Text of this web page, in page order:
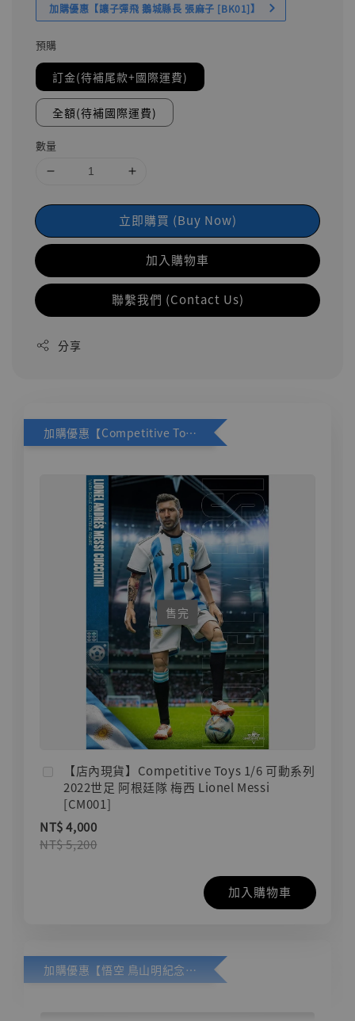
加購優惠【讓子彈飛 鵝城縣長 張麻子 [BK01]】
預購
訂金(待補尾款+國際運費)
全額(待補國際運費)
數量
立即購買 (Buy Now)
加入購物車
聯繫我們 (Contact Us)
分享
加購優惠【Competitive Toys 梅西 [CM001]】
售完
【店內現貨】Competitive Toys 1/6 可動系列
2022世足 阿根廷隊 梅西 Lionel Messi
[CM001]
NT$ 4,000
NT$ 5,200
加入購物車
加購優惠【悟空 鳥山明紀念款 [奇蹟工作室]】